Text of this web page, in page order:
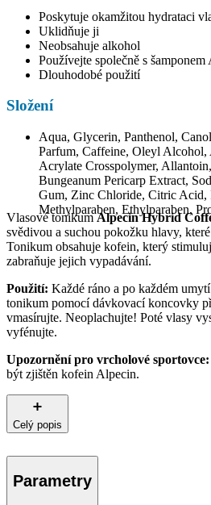
Poskytuje okamžitou hydrataci
Uklidňuje ji
Neobsahuje alkohol
Používejte společně s
Dlouhodobé použití
Složení
Aqua, Glycerin, Panthenol,
Parfum, Caffeine, Oleyl
Acrylate Crosspolymer,
Bungeanum Pericarp Extract,
Gum, Zinc Chloride, Citric Acid,
Methylparaben, Ethylparaben,
Vlasové tonikumAlpecin Hybrid
svědivou a suchou pokožku hlavy,
Tonikum obsahuje kofein, který
zabraňuje jejich vypadávání.
Použití: Každé ráno a po každém
tonikum pomocí dávkovací koncovky
vmasírujte. Neoplachujte! Poté vlasy
vyfénujte.
Upozornění pro vrcholové sportovce:
být zjištěn kofein Alpecin.
Celý popis
Parametry